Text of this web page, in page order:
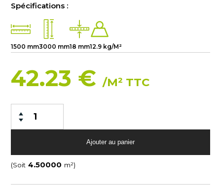
Spécifications :
1500 mm3000 mm18 mm12.9 kg/M²
42.23 €/M² TTC
(Soit m²)